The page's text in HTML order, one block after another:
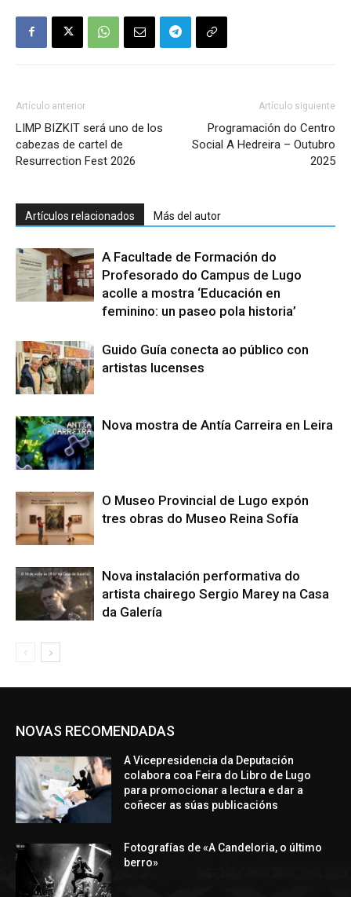
Artículo anterior
LIMP BIZKIT será uno de los
cabezas de cartel de
Resurrection Fest 2026
Artículo siguiente
Programación do Centro
Social A Hedreira – Outubro
2025
Artículos relacionados Más del autor
A Facultade de Formación do
Profesorado do Campus de Lugo
acolle a mostra ‘Educación en
feminino: un paseo pola historia’
Guido Guía conecta ao público con
artistas lucenses
Nova mostra de Antía Carreira en Leira
O Museo Provincial de Lugo expón
tres obras do Museo Reina Sofía
Nova instalación performativa do
artista chairego Sergio Marey na Casa
da Galería
NOVAS RECOMENDADAS
A Vicepresidencia da Deputación
colabora coa Feira do Libro de Lugo
para promocionar a lectura e dar a
coñecer as súas publicacións
Fotografías de «A Candeloria, o último
berro»